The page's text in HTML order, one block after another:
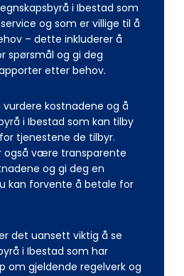
i Ibestad som
og som er villige til å
– dette inkluderer å
spørsmål og gi deg
etter behov.
kostnadene og å
i Ibestad som kan tilby
tjenestene de tilbyr.
også være transparente
og gi deg en
kan forvente å betale for
det uansett viktig å se
i Ibestad som har
om gjeldende regelverk og